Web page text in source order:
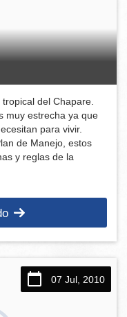
del Chapare.
muy estrecha ya que
para vivir.
de Manejo, estos
y reglas de la
07 Jul, 2010